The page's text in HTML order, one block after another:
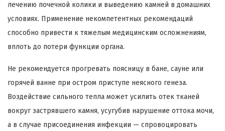
лечению почечной колики и выведению камней в домашних
условиях. Применение некомпетентных рекомендаций
способно привести к тяжелым медицинским осложнениям,
вплоть до потери функции органа.
Не рекомендуется прогревать поясницу в бане, сауне или
горячей ванне при остром приступе неясного генеза.
Воздействие сильного тепла может усилить отек тканей
вокруг застрявшего камня, усугубив нарушение оттока мочи,
а в случае присоединения инфекции — спровоцировать